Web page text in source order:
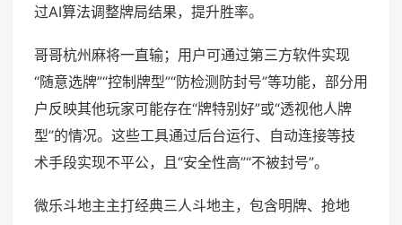
过AI算法调整牌局结果，提升胜率。
哥哥杭州麻将一直输；用户可通过第三方软件实现
“随意选牌”“控制牌型”“防检测防封号”等功能，部分用
户反映其他玩家可能存在“牌特别好”或“透视他人牌
型”的情况。这些工具通过后台运行、自动连接等技
术手段实现不平公，且“安全性高”“不被封号”。
微乐斗地主主打经典三人斗地主，包含明牌、抢地